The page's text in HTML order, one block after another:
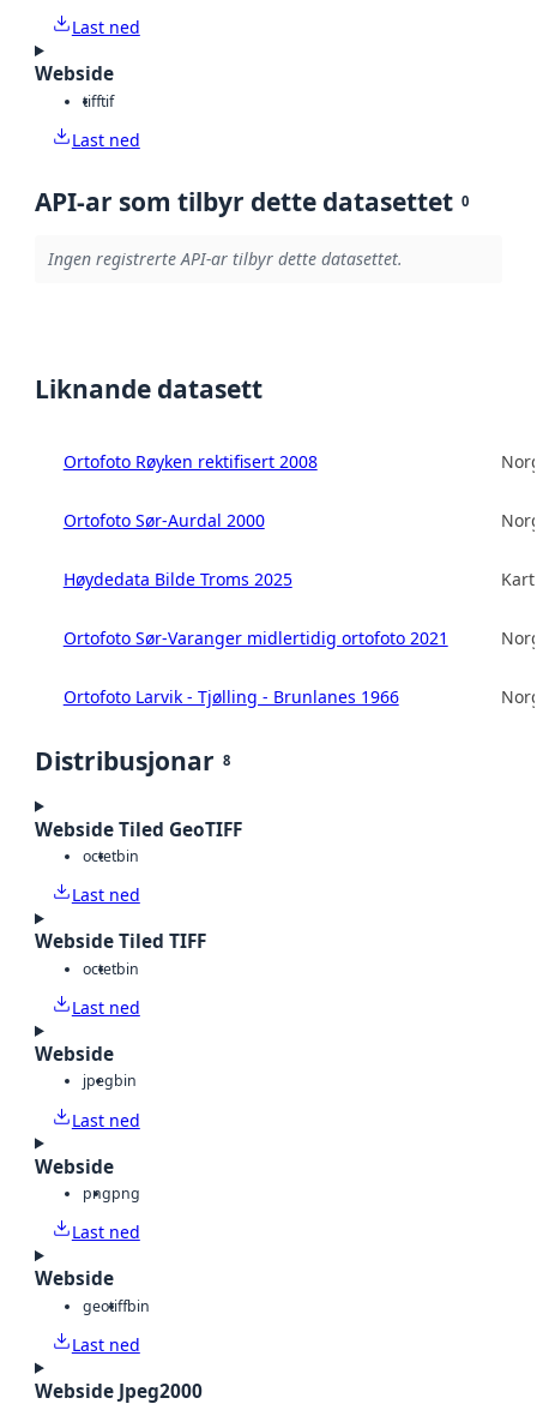
Last ned
Webside
tifftif
Last ned
API-ar som tilbyr dette datasettet 0
Ingen registrerte API-ar tilbyr dette datasettet.
Liknande datasett
Ortofoto Røyken rektifisert 2008
Ortofoto Sør-Aurdal 2000
Høydedata Bilde Troms 2025
Ortofoto Sør-Varanger midlertidig ortofoto 2021
Ortofoto Larvik - Tjølling - Brunlanes 1966
Distribusjonar 8
Webside Tiled GeoTIFF
octetbin
Last ned
Webside Tiled TIFF
octetbin
Last ned
Webside
jpegbin
Last ned
Webside
pngpng
Last ned
Webside
geotiffbin
Last ned
Webside Jpeg2000